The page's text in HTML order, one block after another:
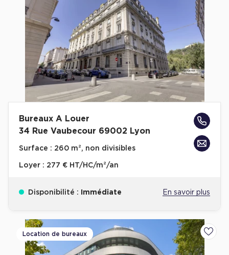
Bureaux A Louer
34 Rue Vaubecour 69002 Lyon
Surface : 260 m², non divisibles
Loyer : 277 € HT/HC/m²/an
Disponibilité : Immédiate En savoir plus
Location de bureaux